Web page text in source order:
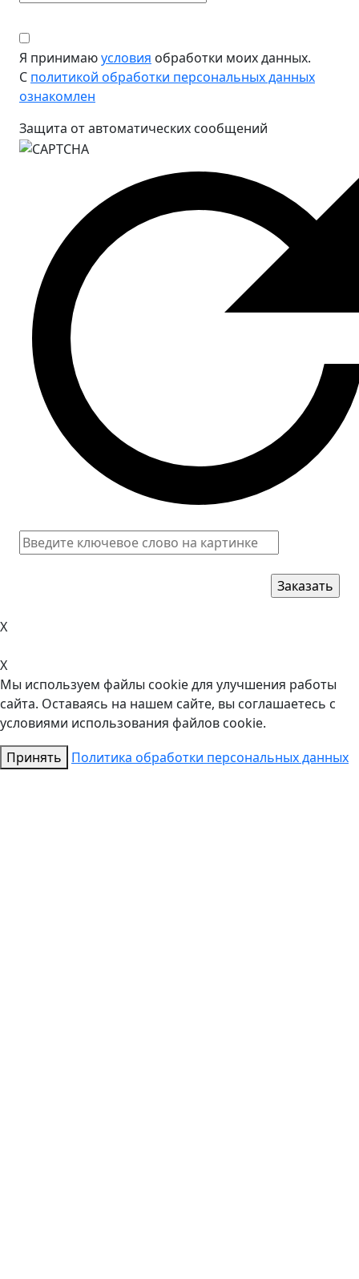
Я принимаюусловия обработки моих данных.
С политикой обработки персональных данных
ознакомлен
Защита от автоматических сообщений
X
X
Мы используем файлы cookie для улучшения работы
сайта. Оставаясь на нашем сайте, вы соглашаетесь с
условиями использования файлов cookie.
Принять
Политика обработки персональных данных